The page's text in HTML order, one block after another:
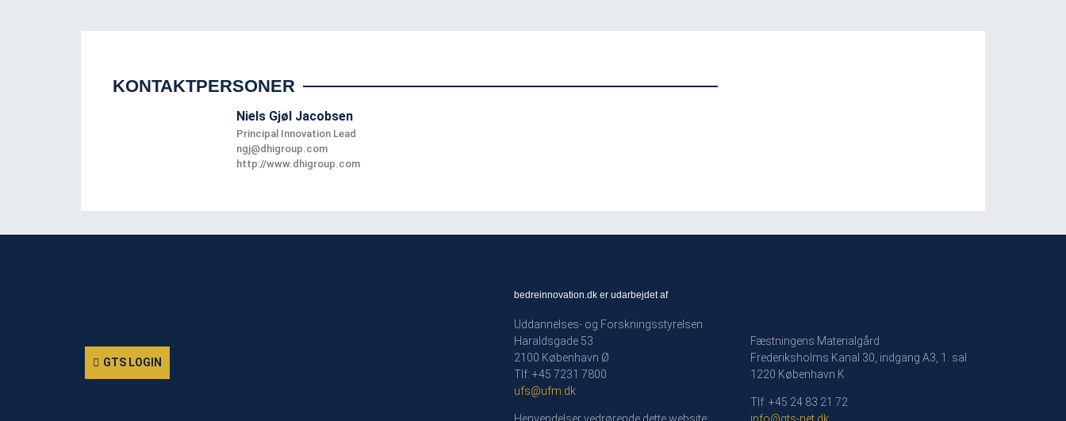
KONTAKTPERSONER
Niels Gjøl Jacobsen
Principal Innovation Lead
ngj@dhigroup.com
http://www.dhigroup.com
GTS LOGIN
bedreinnovation.dk er udarbejdet af
Uddannelses- og Forskningsstyrelsen
Haraldsgade 53
2100 København Ø
Tlf: +45 7231 7800
ufs@ufm.dk
Fæstningens Materialgård
Frederiksholms Kanal 30, indgang A3, 1. sal
1220 København K
Tlf: +45 24 83 21 72